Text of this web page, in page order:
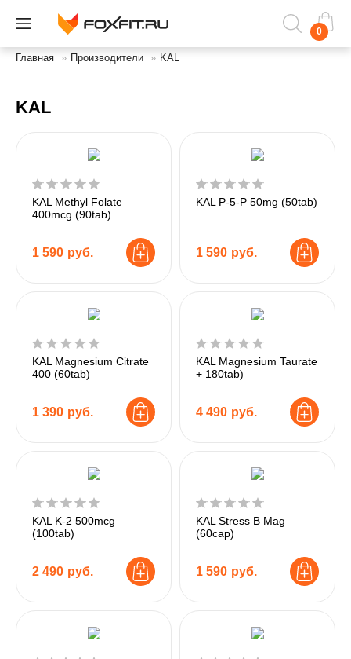
0
Главная » Производители » KAL
KAL
KAL Methyl Folate
400mcg (90tab)
1 590 руб.
KAL P-5-P 50mg (50tab)
1 590 руб.
KAL Magnesium Citrate
400 (60tab)
1 390 руб.
KAL Magnesium Taurate
+ 180tab)
4 490 руб.
KAL K-2 500mcg
(100tab)
2 490 руб.
KAL Stress B Mag
(60cap)
1 590 руб.